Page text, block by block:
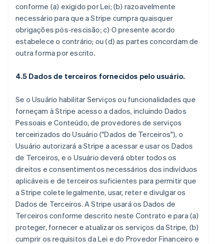
conforme (a) exigido por Lei; (b) razoavelmente
necessário para que a Stripe cumpra quaisquer
obrigações pós-rescisão; c) O presente acordo
estabelece o contrário; ou (d) as partes concordam de
outra forma por escrito.
4.5 Dados de terceiros fornecidos pelo usuário.
Se o Usuário habilitar Serviços ou funcionalidades que
forneçam à Stripe acesso a dados, incluindo Dados
Pessoais e Conteúdo, de provedores de serviços
terceirizados do Usuário ("Dados de Terceiros"), o
Usuário autorizará a Stripe a acessar e usar os Dados
de Terceiros, e o Usuário deverá obter todos os
direitos e consentimentos necessários dos indivíduos
aplicáveis e de terceiros suficientes para permitir que
a Stripe colete legalmente, usar, reter e divulgar os
Dados de Terceiros. A Stripe usará os Dados de
Terceiros conforme descrito neste Contrato e para (a)
proteger, fornecer e atualizar os serviços da Stripe, (b)
cumprir os requisitos da Lei e do Provedor Financeiro e